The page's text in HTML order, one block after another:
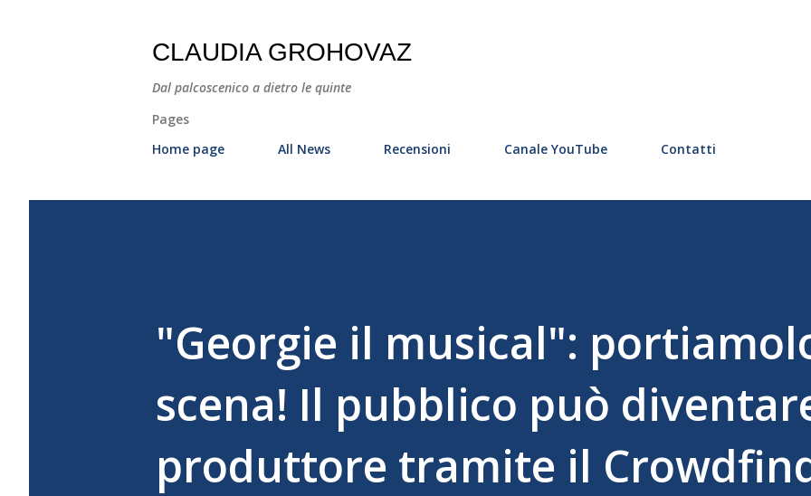
CLAUDIA GROHOVAZ
Dal palcoscenico a dietro le quinte
Pages
Home page
All News Recensioni Canale YouTube Contatti
"Georgie il musical":
scena! Il pubblico può
produttore tramite il